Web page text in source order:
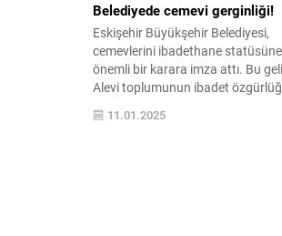
Belediyede cemevi gerginliği!
Eskişehir Büyükşehir Belediyesi,
cemevlerini ibadethane
önemli bir karara imza attı. Bu
Alevi toplumunun ibadet
sosyal entegrasyonunu
yeni bir adım olarak
11.01.2025